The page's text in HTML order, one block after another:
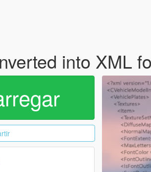
into XML